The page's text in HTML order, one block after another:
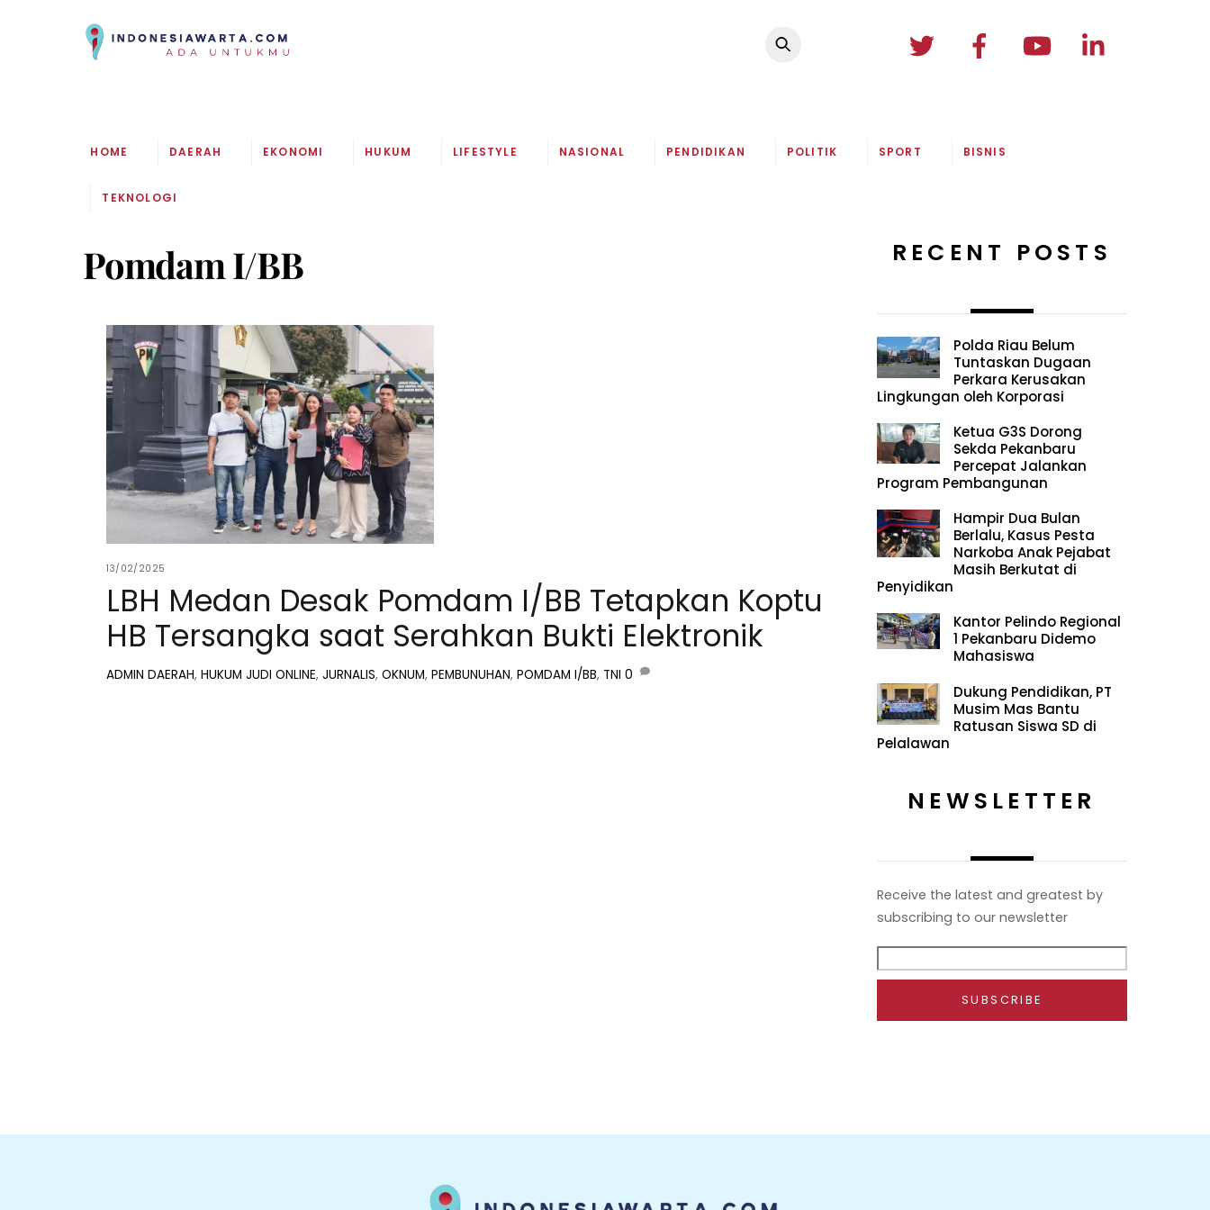
HOME DAERAH EKONOMI HUKUM LIFESTYLE NASIONAL PENDIDIKAN POLITIK SPORT BISNIS
TEKNOLOGI
Pomdam I/BB
13/02/2025
LBH Medan Desak Pomdam I/BB Tetapkan Koptu
HB Tersangka saat Serahkan Bukti Elektronik
ADMIN DAERAH,HUKUM JUDI ONLINE,JURNALIS,OKNUM,PEMBUNUHAN,POMDAM I/BB, TNI 0
RECENT POSTS
Polda Riau Belum
Tuntaskan Dugaan
Perkara Kerusakan
Lingkungan oleh Korporasi
Ketua G3S Dorong
Sekda Pekanbaru
Percepat Jalankan
Program Pembangunan
Hampir Dua Bulan
Berlalu, Kasus Pesta
Narkoba Anak Pejabat
Masih Berkutat di
Penyidikan
Kantor Pelindo Regional
1 Pekanbaru Didemo
Mahasiswa
Dukung Pendidikan, PT
Musim Mas Bantu
Ratusan Siswa SD di
Pelalawan
NEWSLETTER
Receive the latest and greatest by
subscribing to our newsletter